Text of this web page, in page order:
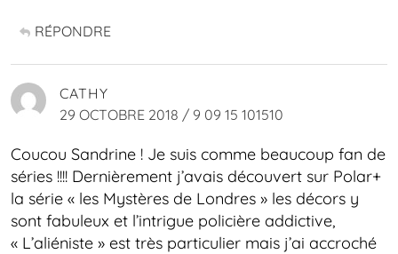
RÉPONDRE
CATHY
29 OCTOBRE 2018 / 9 09 15 101510
Coucou Sandrine ! Je suis comme beaucoup fan de
séries !!!! Dernièrement j’avais découvert sur Polar+
la série « les Mystères de Londres » les décors y
sont fabuleux et l’intrigue policière addictive,
« L’aliéniste » est très particulier mais j’ai accroché